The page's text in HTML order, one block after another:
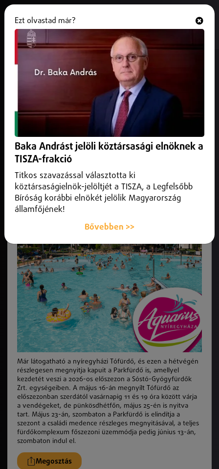
A hétvégén részlegesen
megnyitja kapuit a Parkfürdő
2026. május 22.Helyi
Már látogatható a nyíregyházi Tófürdő, és ezen a hétvégén
kezdetét veszi a 2026-os előszezon a Sóstó-Gyógyfürdők
Zrt. egységeiben.
Már látogatható a nyíregyházi Tófürdő, és ezen a hétvégén
részlegesen megnyitja kapuit a Parkfürdő is, amellyel
kezdetét veszi a 2026-os előszezon a Sóstó-Gyógyfürdők
Zrt. egységeiben. A május 16-án megnyílt Tófürdő az
előszezonban szerdától vasárnapig 11 és 19 óra között várja
a vendégeket, de pünkösdhétfőn, május 25-én is nyitva
tart. Május 23-án, szombaton a Parkfürdő is elindítja a
szezont a családi medence részleges megnyitásával, a teljes
fürdőkomplexum főszezoni üzemmódja pedig június 13-án,
szombaton indul el.
Megosztás
Ezt olvastad már?
Baka Andrást jelöli köztársasági elnöknek a
TISZA-frakció
Titkos szavazással választotta ki
köztársaságielnök-jelöltjét a TISZA, a Legfelsőbb
Bíróság korábbi elnökét jelölik Magyarország
államfőjének!
Bővebben >>